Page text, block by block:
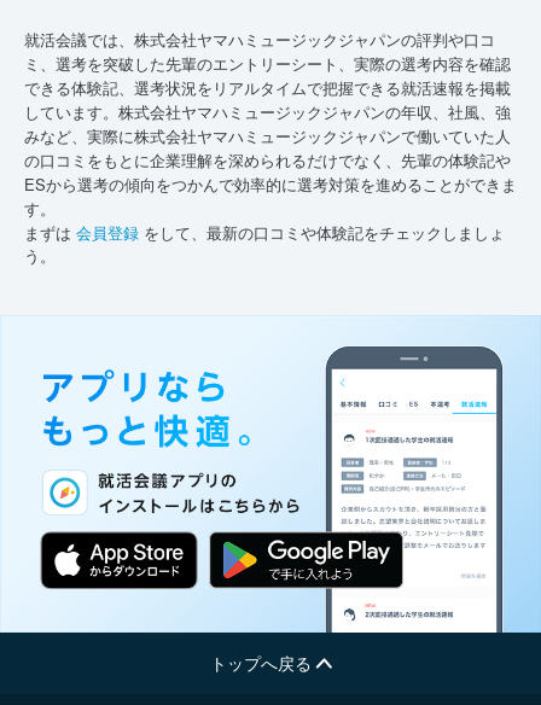
就活会議では、株式会社ヤマハミュージックジャパンの評判や口コ
ミ、選考を突破した先輩のエントリーシート、実際の選考内容を確認
できる体験記、選考状況をリアルタイムで把握できる就活速報を掲載
しています。株式会社ヤマハミュージックジャパンの年収、社風、強
みなど、実際に株式会社ヤマハミュージックジャパンで働いていた人
の口コミをもとに企業理解を深められるだけでなく、先輩の体験記や
ESから選考の傾向をつかんで効率的に選考対策を進めることができま
す。
まずは 会員登録 をして、最新の口コミや体験記をチェックしましょ
う。
トップへ戻る